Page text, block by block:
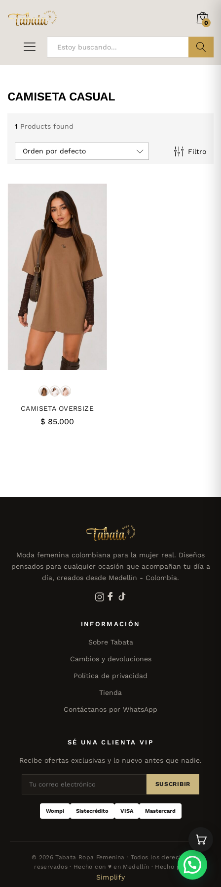
0
CAMISETA CASUAL
1 Products found
Filtro
Orden por defecto
CAMISETA OVERSIZE
$ 85.000
Moda femenina colombiana para la mujer real. Diseños
pensados para cualquier ocasión que acompañan tu día a
día, creados desde Medellín - Colombia.
INFORMACIÓN
Sobre Tabata
Cambios y devoluciones
Política de privacidad
Tienda
Contáctanos por WhatsApp
SÉ UNA CLIENTA VIP
Recibe ofertas exclusivas y lo nuevo antes que nadie.
SUSCRIBIR
Wompi Sistecrédito VISA Mastercard
© 2026 Tabata Ropa Femenina · Todos los derechos
reservados · Hecho con ♥ en Medellín · Hecho por
Simplify